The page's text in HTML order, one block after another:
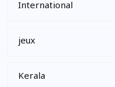
International
jeux
Kerala